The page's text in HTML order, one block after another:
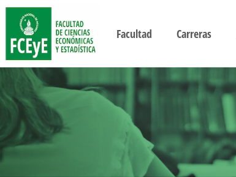
Facultad Carreras